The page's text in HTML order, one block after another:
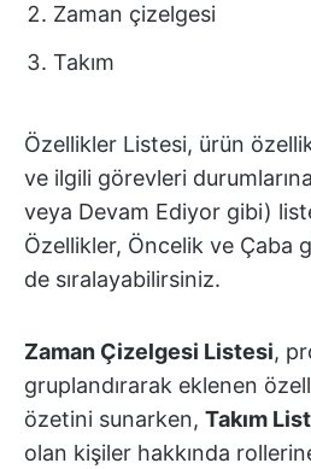
Zaman çizelgesi
Takım
Özellikler Listesi, ürün
ve ilgili görevleri
veya Devam Ediyor gibi)
Özellikler, Öncelik ve Çaba
de sıralayabilirsiniz.
Zaman Çizelgesi Listesi,
gruplandırarak eklenen
özetini sunarken, Takım
olan kişiler hakkında